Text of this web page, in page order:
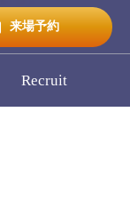
来場予約
Recruit